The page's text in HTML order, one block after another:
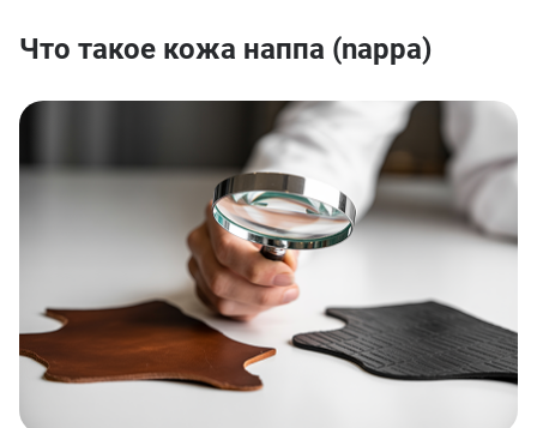
Что такое кожа наппа (nappa)